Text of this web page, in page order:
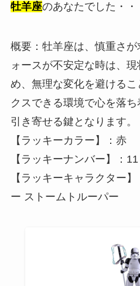
牡羊座のあなたでした・・
概要：牡羊座は、慎重さ
ォースが不安定な時は、
め、無理な変化を避ける
クスできる環境で心を落
引き寄せる鍵となります。
【ラッキーカラー】：赤
【ラッキーナンバー】：11
【ラッキーキャラクター
ー ストームトルーパー